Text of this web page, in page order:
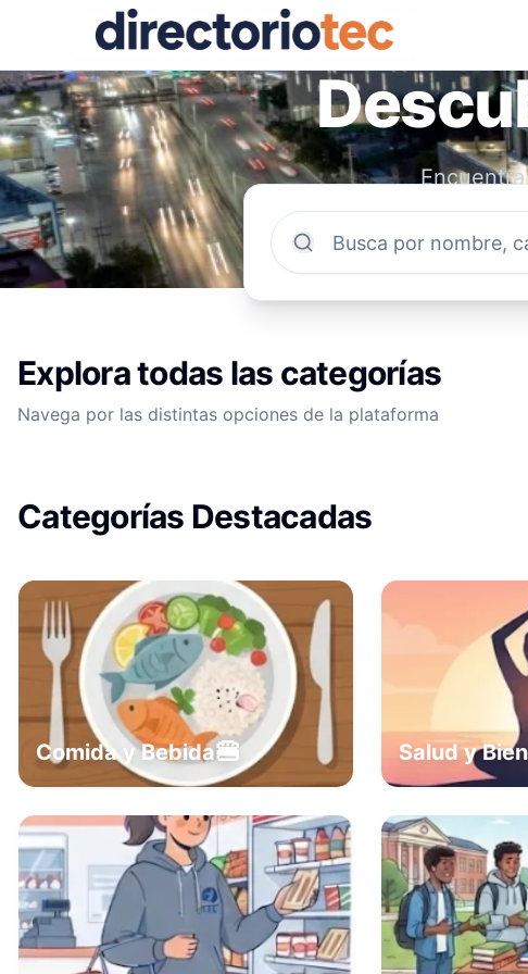
Explora todas las categorías
Navega por las distintas opciones de la plataforma
Categorías Destacadas
Comida y Bebida🍔 Salud y